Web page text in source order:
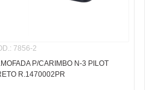
: 7856-2
P/CARIMBO N-3 PILOT
R.1470002PR